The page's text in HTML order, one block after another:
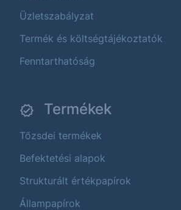
Üzletszabályzat
Termék és költségtájékoztatók
Fenntarthatóság
Termékek
Tőzsdei termékek
Befektetési alapok
Strukturált értékpapírok
Állampapírok